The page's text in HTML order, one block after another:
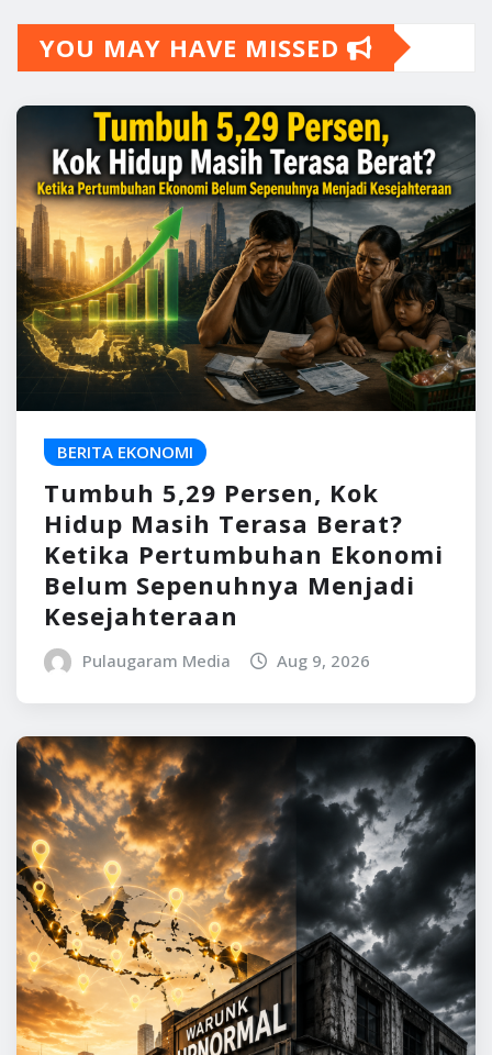
YOU MAY HAVE MISSED
BERITA EKONOMI
Tumbuh 5,29 Persen, Kok
Hidup Masih Terasa Berat?
Ketika Pertumbuhan Ekonomi
Belum Sepenuhnya Menjadi
Kesejahteraan
Pulaugaram Media Aug 9, 2026